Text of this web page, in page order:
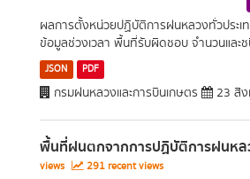
ผลการตั้งหน่วยปฏิบัติการฝนหลวงทั่วประเ
ข้อมูลช่วงเวลา พื้นที่รับผิดชอบ จำนวนและ
JSON PDF
กรมฝนหลวงและการบินเกษตร 23 สิ
พื้นที่ฝนตกจากการปฏิบัติการฝนหล
views
291 recent views